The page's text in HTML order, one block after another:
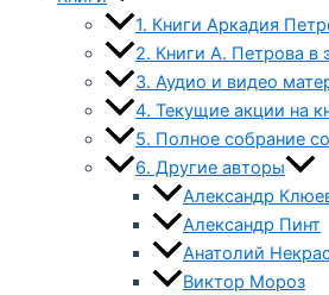
1. Книги Аркадия
2. Книги А. Петрова в
3. Аудио и видео
4. Текущие акции на
5. Полное собрание
6. Другие авторы
Александр
Александр Пинт
Анатолий
Виктор Мороз